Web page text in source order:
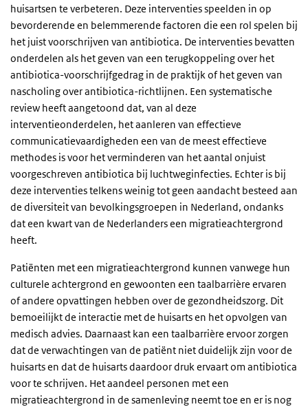
huisartsen te verbeteren. Deze interventies speelden in op
bevorderende en belemmerende factoren die een rol spelen bij
het juist voorschrijven van antibiotica. De interventies bevatten
onderdelen als het geven van een terugkoppeling over het
antibiotica-voorschrijfgedrag in de praktijk of het geven van
nascholing over antibiotica-richtlijnen. Een systematische
review heeft aangetoond dat, van al deze
interventieonderdelen, het aanleren van effectieve
communicatievaardigheden een van de meest effectieve
methodes is voor het verminderen van het aantal onjuist
voorgeschreven antibiotica bij luchtweginfecties. Echter is bij
deze interventies telkens weinig tot geen aandacht besteed aan
de diversiteit van bevolkingsgroepen in Nederland, ondanks
dat een kwart van de Nederlanders een migratieachtergrond
heeft.
Patiënten met een migratieachtergrond kunnen vanwege hun
culturele achtergrond en gewoonten een taalbarrière ervaren
of andere opvattingen hebben over de gezondheidszorg. Dit
bemoeilijkt de interactie met de huisarts en het opvolgen van
medisch advies. Daarnaast kan een taalbarrière ervoor zorgen
dat de verwachtingen van de patiënt niet duidelijk zijn voor de
huisarts en dat de huisarts daardoor druk ervaart om antibiotica
voor te schrijven. Het aandeel personen met een
migratieachtergrond in de samenleving neemt toe en er is nog